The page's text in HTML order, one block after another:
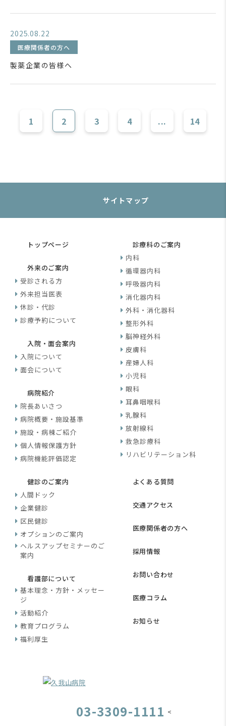
2025.08.22
医療関係者の方へ
製薬企業の皆様へ
1 2 3 4 ... 14
サイトマップ
トップページ
外来のご案内
受診される方
外来担当医表
休診・代診
診療予約について
入院・面会案内
入院について
面会について
病院紹介
院長あいさつ
病院概要・施設基準
施設・病棟ご紹介
個人情報保護方針
病院機能評価認定
診療科のご案内
内科
循環器内科
呼吸器内科
消化器内科
外科・消化器科
整形外科
脳神経外科
皮膚科
産婦人科
小児科
眼科
耳鼻咽喉科
乳腺科
放射線科
救急診療科
リハビリテーション科
健診のご案内
人間ドック
企業健診
区民健診
オプションのご案内
ヘルスアップセミナーのご
案内
看護部について
基本理念・方針・メッセー
ジ
活動紹介
教育プログラム
福利厚生
よくある質問
交通アクセス
医療関係者の方へ
採用情報
お問い合わせ
医療コラム
お知らせ
03-3309-1111 <